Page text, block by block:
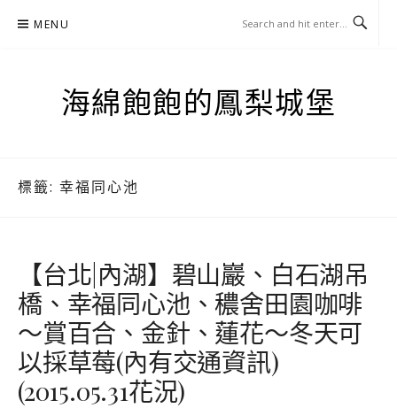
MENU
海綿飽飽的鳳梨城堡
標籤: 幸福同心池
【台北|內湖】碧山巖、白石湖吊
橋、幸福同心池、穠舍田園咖啡
～賞百合、金針、蓮花～冬天可
以採草莓(內有交通資訊)
(2015.05.31花況)